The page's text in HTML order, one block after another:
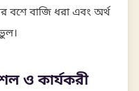
বশে বাজি ধরা এবং অর্থ
ও কার্যকরী